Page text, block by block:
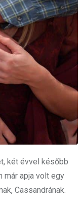
két évvel később
már apja volt egy
Cassandrának.